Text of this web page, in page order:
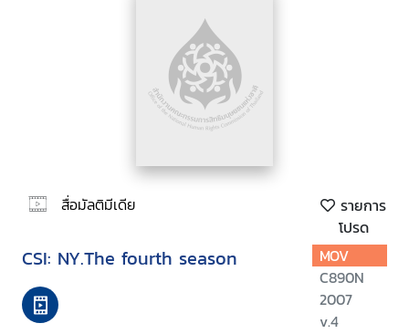
สื่อมัลติมีเดีย
รายการ
โปรด
CSI: NY.The fourth season
MOV
C890N
2007
v.4